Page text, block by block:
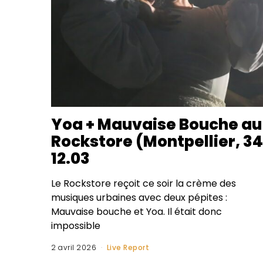
Yoa + Mauvaise Bouche au
Rockstore (Montpellier,
12.03
Le Rockstore reçoit ce soir la crème des
musiques urbaines avec deux pépites :
Mauvaise bouche et Yoa. Il était donc
impossible
2 avril 2026 Live Report